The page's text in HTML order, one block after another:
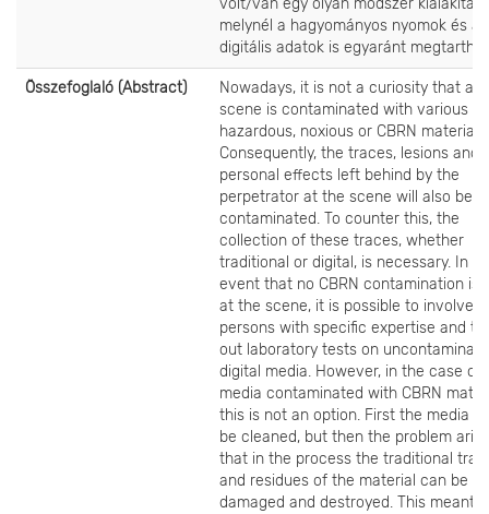
volt/van egy olyan módszer
melynél a hagyományos nyomok és a
digitális adatok is egyaránt
Összefoglaló (Abstract)
Nowadays, it is not a curiosity that a
scene is contaminated with various
hazardous, noxious or CBRN materials.
Consequently, the traces, lesions and
personal effects left behind by the
perpetrator at the scene will also be
contaminated. To counter this, the
collection of these traces, whether
traditional or digital, is necessary. In
event that no CBRN contamination is
at the scene, it is possible to involve
persons with specific expertise and to
out laboratory tests on
digital media. However, in the case of
media contaminated with CBRN
this is not an option. First the media
be cleaned, but then the problem
that in the process the traditional tra-
and residues of the material can be
damaged and destroyed. This meant